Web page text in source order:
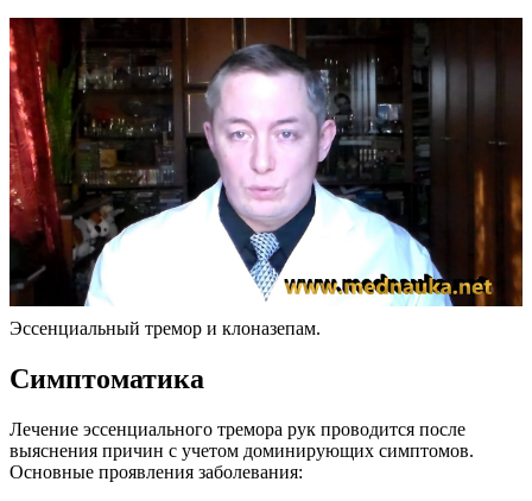
Эссенциальный тремор и клоназепам.
Симптоматика
Лечение эссенциального тремора рук проводится после
выяснения причин с учетом доминирующих симптомов.
Основные проявления заболевания: